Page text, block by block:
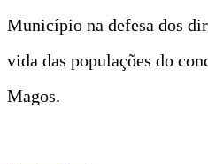
Município na defesa dos
vida das populações do
Magos.